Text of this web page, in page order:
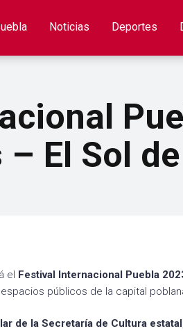
Noticias Deportes
El Sol
el Festival Internacional Puebla
públicos de la capital
de la Secretaría de Cultura estatal